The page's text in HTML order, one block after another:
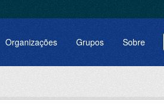
Organizações Grupos Sobre